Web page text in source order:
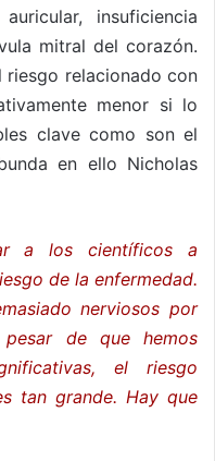
insuficiencia
mitral del corazón.
relacionado con
menor si lo
clave como son el
en ello Nicholas
a los científicos a
de la enfermedad.
nerviosos por
de que hemos
el riesgo
tan grande. Hay que